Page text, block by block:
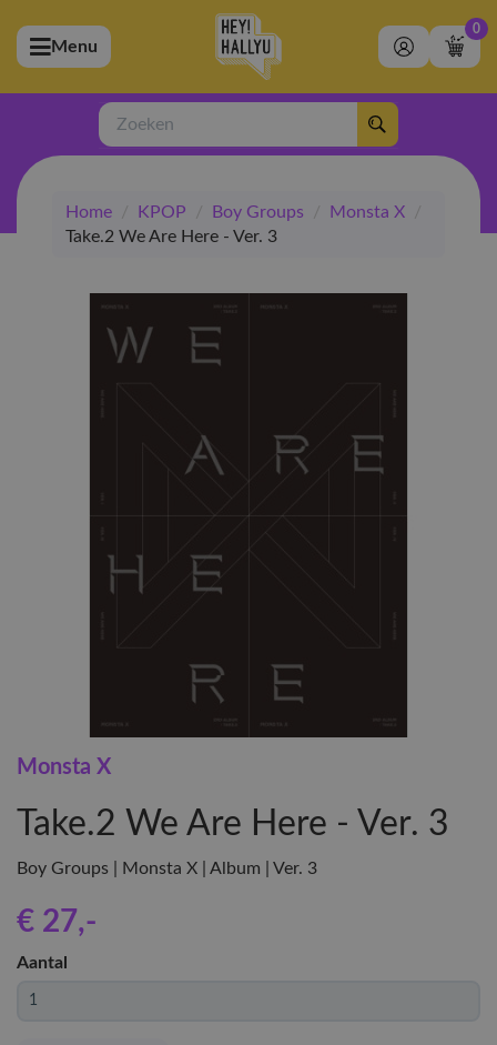
(Artiesten)
(Merchandise)
(Exclusive)
(Winkel)
Menu
0
Zoeken
Home / KPOP / Boy Groups / Monsta X
/
Take.2 We Are Here - Ver. 3
Monsta X
Take.2 We Are Here - Ver. 3
Boy Groups | Monsta X | Album | Ver. 3
€ 27,-
Aantal